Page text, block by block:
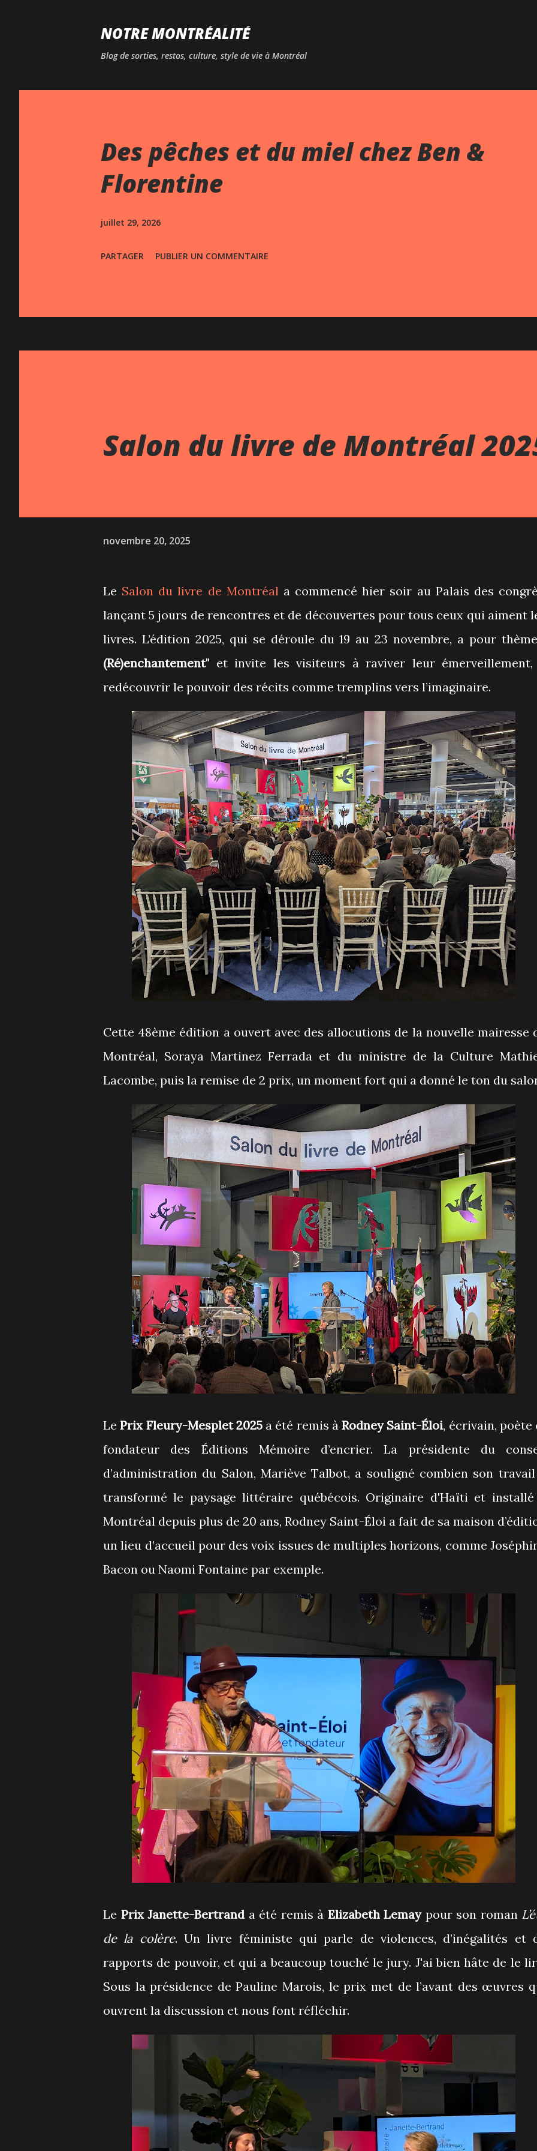
NOTRE MONTRÉALITÉ
Blog de sorties, restos, culture, style de vie à Montréal
Des pêches et du miel chez Ben &
Florentine
juillet 29, 2026
PARTAGER PUBLIER UN COMMENTAIRE
Salon du livre de Montréal
novembre 20, 2025
Le Salon du livre de Montréala commencé hier soir au Palais des
lançant 5 jours de rencontres et de découvertes pour tous ceux qui aiment
livres. L’édition 2025, qui se déroule du 19 au 23 novembre, a pour
(Ré)enchantement" et invite les visiteurs à raviver leur
redécouvrir le pouvoir des récits comme tremplins vers l’imaginaire.
Cette 48ème édition a ouvert avec des allocutions de la nouvelle mairesse
Montréal, Soraya Martinez Ferrada et du ministre de la Culture
Lacombe, puis la remise de 2 prix, un moment fort qui a donné le ton du
LePrix Fleury-Mesplet 2025a été remis à Rodney Saint-Éloi, écrivain, poète
fondateur des Éditions Mémoire d’encrier. La présidente du
d’administration du Salon, Mariève Talbot, a souligné combien son
transformé le paysage littéraire québécois. Originaire d'Haïti et
Montréal depuis plus de 20 ans, Rodney Saint-Éloi a fait de sa maison
un lieu d’accueil pour des voix issues de multiples horizons, comme
Bacon ou Naomi Fontaine par exemple.
Le Prix Janette-Bertranda été remis à Elizabeth Lemaypour son roman
de la colère. Un livre féministe qui parle de violences, d’inégalités et
rapports de pouvoir, et qui a beaucoup touché le jury. J'ai bien hâte de le
Sous la présidence de Pauline Marois, le prix met de l’avant des œuvres
ouvrent la discussion et nous font réfléchir.